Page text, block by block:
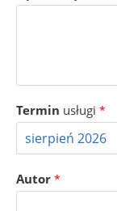
Termin usługi *
Autor *